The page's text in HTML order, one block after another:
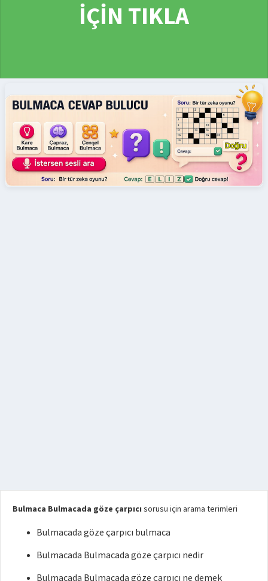
İÇİN TIKLA
Bulmaca Bulmacada göze çarpıcı sorusu için arama terimleri
Bulmacada göze çarpıcı bulmaca
Bulmacada Bulmacada göze çarpıcı nedir
Bulmacada Bulmacada göze çarpıcı ne demek